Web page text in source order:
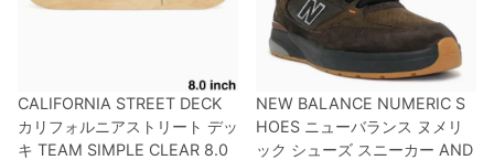
CALIFORNIA STREET DECK
カリフォルニアストリート デッ
キ TEAM SIMPLE CLEAR 8.0
NEW BALANCE NUMERIC S
HOES ニューバランス ヌメリ
ック シューズ スニーカー AND